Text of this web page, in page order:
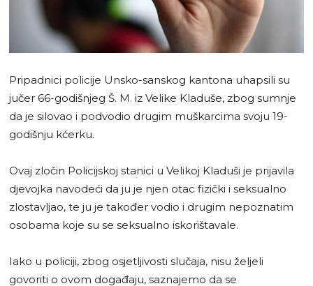
Pripadnici policije Unsko-sanskog kantona uhapsili su
jučer 66-godišnjeg Š. M. iz Velike Kladuše, zbog sumnje
da je silovao i podvodio drugim muškarcima svoju 19-
godišnju kćerku.
Ovaj zločin Policijskoj stanici u Velikoj Kladuši je prijavila
djevojka navodeći da ju je njen otac fizički i seksualno
zlostavljao, te ju je također vodio i drugim nepoznatim
osobama koje su se seksualno iskorištavale.
Iako u policiji, zbog osjetljivosti slučaja, nisu željeli
govoriti o ovom događaju, saznajemo da se